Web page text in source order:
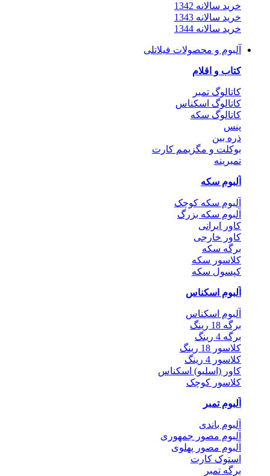
خرید سالانه 1342
خرید سالانه 1343
خرید سالانه 1344
آلبوم و محصولات فیلاتلی
کتاب و اقلام
کاتالوگ تمبر
کاتالوگ اسکناس
کاتالوگ سکه
پنس
ذره بین
بوکلت و مگزیمم کارت
تمبرینه
آلبوم سکه
آلبوم سکه کوچک
آلبوم سکه بزرگ
کاور ایرانی
کاور خارجی
برگه سکه
کلاسور سکه
کپسول سکه
آلبوم اسکناس
آلبوم اسکناس
برگه 18 رینگ
برگه 4 رینگ
کلاسور 18 رینگ
کلاسور 4 رینگ
کاور (اسلیو) اسکناس
کلاسور کوچک
آلبوم تمبر
آلبوم باندی
آلبوم مصور جمهوری
آلبوم مصور پهلوی
استوک کارت
برگه تمبر